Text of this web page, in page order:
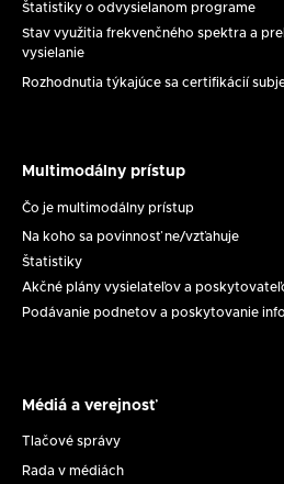
Štatistiky o odvysielanom programe
Stav využitia frekvenčného spektra a
vysielanie
Rozhodnutia týkajúce sa certifikácií
prístup
Multimodálny prístup
Čo je multimodálny prístup
Na koho sa povinnosť ne/vzťahuje
Štatistiky
Akčné plány vysielateľov a
Podávanie podnetov a poskytovanie
a
verejnosť
Médiá a verejnosť
Tlačové správy
Rada v médiách